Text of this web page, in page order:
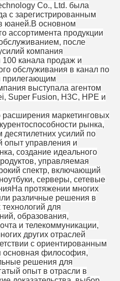
Co., Ltd. была
с зарегистрированным
юаней.В основном
ассортимента продукции
после
компания
100 канала продаж и
обслуживания в канал по
прилегающим
выступала агентом
Super Fusion, H3C, HPE и
маркетинговых
рынка,
усилий по
опыт управления и
создание идеального
управляемая
спектр, включающий
серверы, сетевые
протяжении многих
различные решения в
для
образования,
и телекоммуникации,
других отраслей
с ориентированным
основная философия,
решения для
опыт в отрасли в